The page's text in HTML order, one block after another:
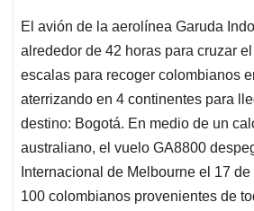
El avión de la aerolínea Garuda
alrededor de 42 horas para cruzar
escalas para recoger colombianos
aterrizando en 4 continentes para
destino: Bogotá. En medio de un
australiano, el vuelo GA8800
Internacional de Melbourne el 17
100 colombianos provenientes de